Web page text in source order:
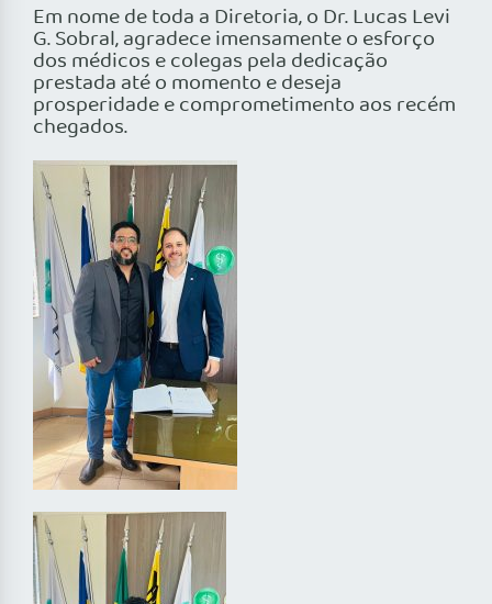
Em nome de toda a Diretoria, o Dr. Lucas Levi
G. Sobral, agradece imensamente o esforço
dos médicos e colegas pela dedicação
prestada até o momento e deseja
prosperidade e comprometimento aos recém
chegados.